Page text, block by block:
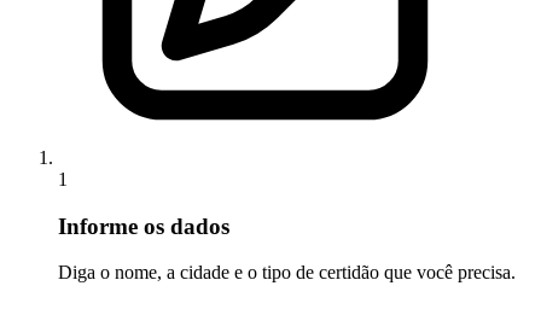
1
Informe os dados
Diga o nome, a cidade e o tipo de certidão que você precisa.